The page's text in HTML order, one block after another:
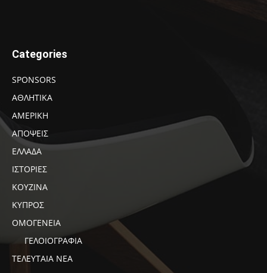
Categories
SPONSORS
ΑΘΛΗΤΙΚΑ
ΑΜΕΡΙΚΗ
ΑΠΟΨΕΙΣ
ΕΛΛΑΔΑ
ΙΣΤΟΡΙΕΣ
ΚΟΥΖΙΝΑ
ΚΥΠΡΟΣ
ΟΜΟΓΕΝΕΙΑ
ΓΕΛΟΙΟΓΡΑΦΙΑ
ΤΕΛΕΥΤΑΙΑ ΝΕΑ